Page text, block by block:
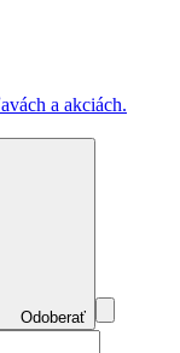
a akciách.
Odoberať